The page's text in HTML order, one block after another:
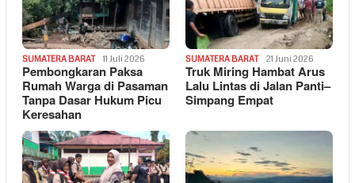
SUMATERA BARAT 11 Juli 2026
Pembongkaran Paksa
Rumah Warga di Pasaman
Tanpa Dasar Hukum Picu
Keresahan
SUMATERA BARAT 21 Juni 2026
Truk Miring Hambat Arus
Lalu Lintas di Jalan Panti–
Simpang Empat